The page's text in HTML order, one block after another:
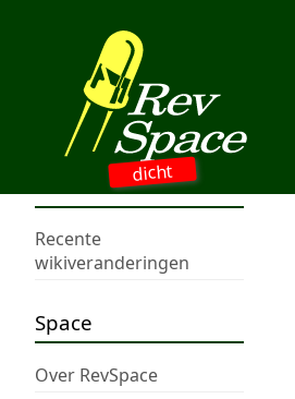
dicht
Recente
wikiveranderingen
Space
Over RevSpace